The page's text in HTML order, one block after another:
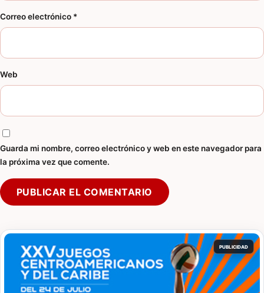
Correo electrónico *
Web
Guarda mi nombre, correo electrónico y web en este navegador para
la próxima vez que comente.